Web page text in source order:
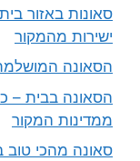
סאונות באזור
ישירות מהמקור
הסאונה המושלמת:
הסאונה בבית –
ממדינות המקור
סאונה מהכי טוב